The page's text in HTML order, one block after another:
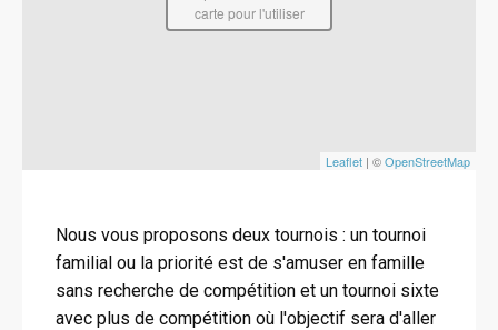
Leaflet | ©OpenStreetMap
carte pour l'utiliser
Nous vous proposons deux tournois : un tournoi
familial ou la priorité est de s'amuser en famille
sans recherche de compétition et un tournoi sixte
avec plus de compétition où l'objectif sera d'aller